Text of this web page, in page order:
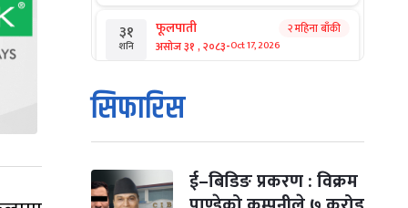
३१
शनि
फूलपाती
असोज ३१ , २०८३-Oct 17, 2026
२ महिना बाँकी
१
आइत
कार्तिक सङ्क्रान्ति
कार्तिक १, २०८३
मंगल कार्तिक ३, २०८३-Oct 20, 2026
सिफारिस
ई–बिडिङ प्रकरण : विक्रम